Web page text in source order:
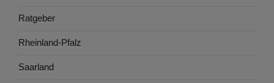
Ratgeber
Rheinland-Pfalz
Saarland